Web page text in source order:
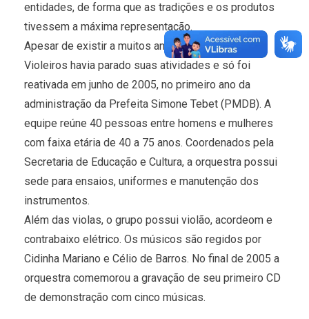
entidades, de forma que as tradições e os produtos
tivessem a máxima representação.
Apesar de existir a muitos anos, a Orquestra de
Violeiros havia parado suas atividades e só foi
reativada em junho de 2005, no primeiro ano da
administração da Prefeita Simone Tebet (PMDB). A
equipe reúne 40 pessoas entre homens e mulheres
com faixa etária de 40 a 75 anos. Coordenados pela
Secretaria de Educação e Cultura, a orquestra possui
sede para ensaios, uniformes e manutenção dos
instrumentos.
Além das violas, o grupo possui violão, acordeom e
contrabaixo elétrico. Os músicos são regidos por
Cidinha Mariano e Célio de Barros. No final de 2005 a
orquestra comemorou a gravação de seu primeiro CD
de demonstração com cinco músicas.